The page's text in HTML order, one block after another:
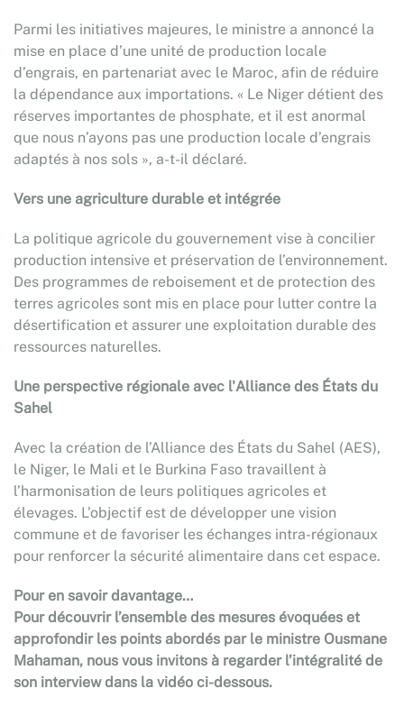
Parmi les initiatives majeures, le ministre a annoncé la
mise en place d’une unité de production locale
d’engrais, en partenariat avec le Maroc, afin de réduire
la dépendance aux importations. « Le Niger détient des
réserves importantes de phosphate, et il est anormal
que nous n’ayons pas une production locale d’engrais
adaptés à nos sols », a-t-il déclaré.
Vers une agriculture durable et intégrée
La politique agricole du gouvernement vise à concilier
production intensive et préservation de l’environnement.
Des programmes de reboisement et de protection des
terres agricoles sont mis en place pour lutter contre la
désertification et assurer une exploitation durable des
ressources naturelles.
Une perspective régionale avec l'Alliance des États du
Sahel
Avec la création de l’Alliance des États du Sahel (AES),
le Niger, le Mali et le Burkina Faso travaillent à
l’harmonisation de leurs politiques agricoles et
élevages. L’objectif est de développer une vision
commune et de favoriser les échanges intra-régionaux
pour renforcer la sécurité alimentaire dans cet espace.
Pour en savoir davantage…
Pour découvrir l’ensemble des mesures évoquées et
approfondir les points abordés par le ministre Ousmane
Mahaman, nous vous invitons à regarder l’intégralité de
son interview dans la vidéo ci-dessous.